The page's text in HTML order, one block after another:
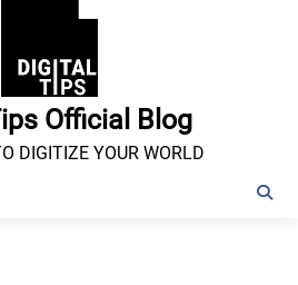
Official Blog
DIGITIZE YOUR WORLD